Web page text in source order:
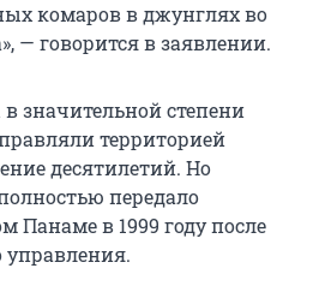
комаров в джунглях во
— говорится в заявлении.
значительной степени
территорией
десятилетий. Но
передало
Панаме в 1999 году после
управления.